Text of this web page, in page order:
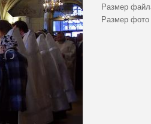
Размер
Размер фото